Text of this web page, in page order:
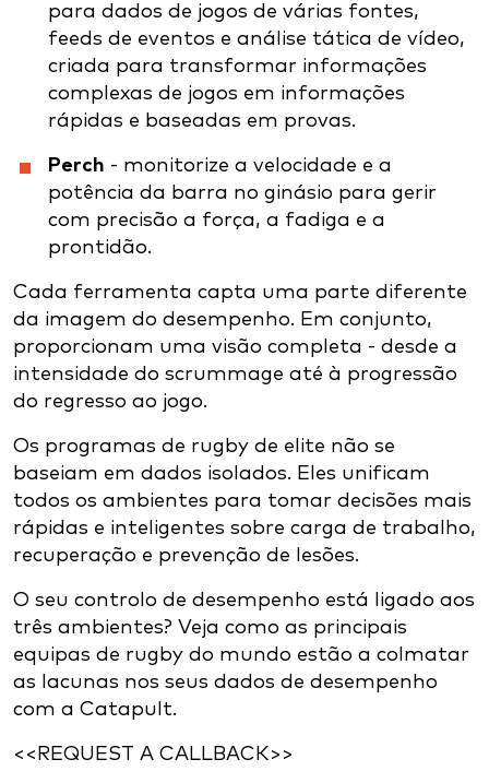
para dados de jogos de várias fontes,
feeds de eventos e análise tática de vídeo,
criada para transformar informações
complexas de jogos em informações
rápidas e baseadas em provas.
Perch - monitorize a velocidade e a
potência da barra no ginásio para gerir
com precisão a força, a fadiga e a
prontidão.
Cada ferramenta capta uma parte diferente
da imagem do desempenho. Em conjunto,
proporcionam uma visão completa - desde a
intensidade do scrummage até à progressão
do regresso ao jogo.
Os programas de rugby de elite não se
baseiam em dados isolados. Eles unificam
todos os ambientes para tomar decisões mais
rápidas e inteligentes sobre carga de trabalho,
recuperação e prevenção de lesões.
O seu controlo de desempenho está ligado aos
três ambientes? Veja como as principais
equipas de rugby do mundo estão a colmatar
as lacunas nos seus dados de desempenho
com a Catapult.
<<REQUEST A CALLBACK>>